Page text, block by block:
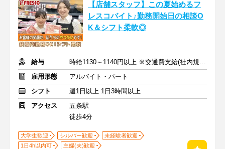
【店舗スタッフ】この夏始めるフ
レスコバイト♪勤務開始日の相談O
K＆シフト柔軟◎
給与
時給1130～1140円以上 ※交通費支給(社内規定あり)
雇用形態
アルバイト・パート
シフト
週1日以上 1日3時間以上
アクセス
五条駅
徒歩4分
大学生歓迎 シルバー歓迎
未経験者歓迎
1日4h以内可
主婦(夫)歓迎